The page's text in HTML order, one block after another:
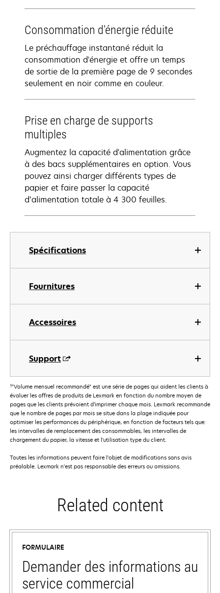
Spécifications
Fournitures
Accessoires
Support
Consommation d'énergie réduite
Le préchauffage instantané réduit la
consommation d'énergie et offre un temps
de sortie de la première page de 9 secondes
seulement en noir comme en couleur.
Prise en charge de supports
multiples
Augmentez la capacité d'alimentation grâce
à des bacs supplémentaires en option. Vous
pouvez ainsi charger différents types de
papier et faire passer la capacité
d’alimentation totale à 4 300 feuilles.
†"Volume mensuel recommandé" est une série de pages qui aident les clients à
évaluer les offres de produits de Lexmark en fonction du nombre moyen de
pages que les clients prévoient d’imprimer chaque mois. Lexmark recommande
que le nombre de pages par mois se situe dans la plage indiquée pour
optimiser les performances du périphérique, en fonction de facteurs tels que:
les intervalles de remplacement des consommables, les intervalles de
chargement du papier, la vitesse et l'utilisation type du client.
Toutes les informations peuvent faire l'objet de modifications sans avis
préalable. Lexmark n'est pas responsable des erreurs ou omissions.
Related content
FORMULAIRE
Demander des informations au
service commercial